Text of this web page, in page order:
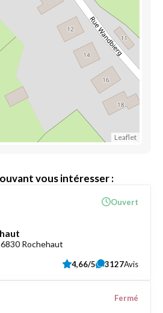
Leaflet
vous intéresser :
Rochehaut
Ouvert
4,66/5 3127Avis
Fermé